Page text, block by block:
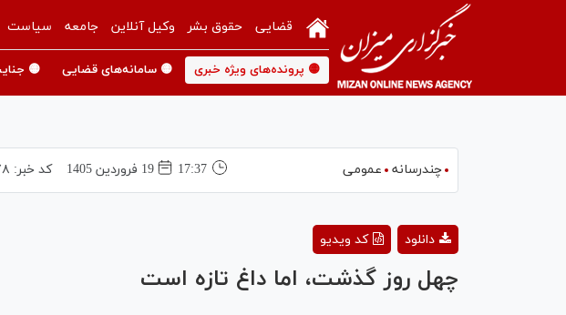
قضایی حقوق بشر وکیل آنلاین جامعه سیاست
🟡 پرونده‌های ویژه خبری 🟡 سامانه‌های قضایی 🟡
چندرسانه عمومی 17:37 19 فروردين 1405 کد خبر:
is
window.
کد ویدیو دانلود
چهل روز گذشت، اما داغ تازه است